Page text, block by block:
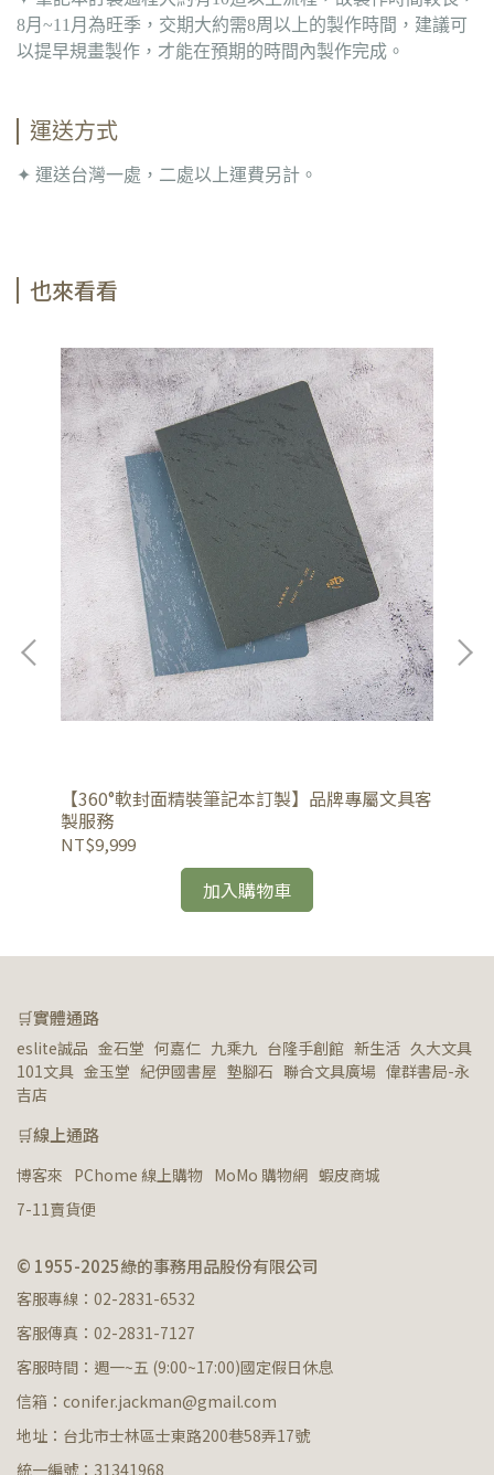
8月~11月為旺季，交期大約需8周以上的製作時間，建議可
以提早規畫製作，才能在預期的時間內製作完成。
運送方式
✦ 運送台灣一處，二處以上運費另計。
也來看看
【360°軟封面精裝筆記本訂製】品牌專屬文具客
製服務
NT$9,999
加入購物車
🛒實體通路
eslite誠品   金石堂   何嘉仁   九乘九   台隆手創館   新生活   久大文具
101文具   金玉堂   紀伊國書屋   墊腳石   聯合文具廣場   偉群書局-永
吉店
🛒線上通路
博客來 PChome 線上購物 MoMo 購物網 蝦皮商城
7-11賣貨便
© 1955-2025綠的事務用品股份有限公司
客服專線：02-2831-6532
客服傳真：02-2831-7127
客服時間：週一~五 (9:00~17:00)國定假日休息
信箱：conifer.jackman@gmail.com
地址：台北市士林區士東路200巷58弄17號
統一編號：31341968